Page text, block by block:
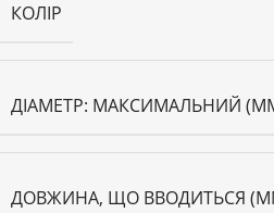
КОЛІР
ДІАМЕТР: МАКСИМАЛЬНИЙ
ДОВЖИНА, ЩО ВВОДИТЬСЯ